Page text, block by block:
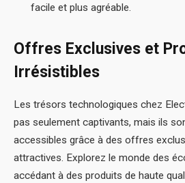
facile et plus agréable.
Offres Exclusives et
Irrésistibles
Les trésors technologiques chez
pas seulement captivants, mais ils
accessibles grâce à des offres
attractives. Explorez le monde des
accédant à des produits de haute